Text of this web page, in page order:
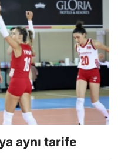
aynı tarife